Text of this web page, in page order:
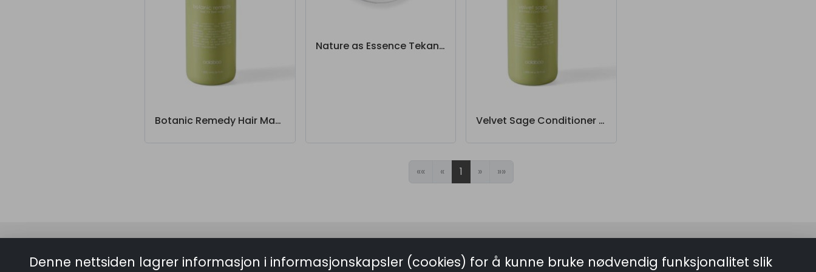
Botanic Remedy Hair Mask Poff 1000ml
Nature as Essence Tekanne i Glass 1L
Velvet Sage Conditioner Proff 1000ml
«« « 1 » »»
Kontakt Lenker Åpningstider Kokong Skin Care
Denne nettsiden lagrer informasjon i informasjonskapsler (cookies) for å kunne bruke nødvendig funksjonalitet slik